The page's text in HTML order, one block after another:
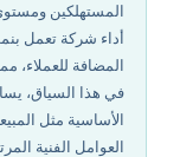
المستهلكين
أداء شركة تعمل
المضافة للعملاء،
الأساسية مثل
العوامل الفنية